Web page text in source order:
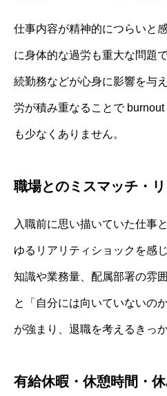
仕事内容が精神的につらいと
に身体的な過労も重大な問題
続勤務などが心身に影響を与
労が積み重なることで
も少なくありません。
職場とのミスマッチ・
入職前に思い描いていた仕事
ゆるリアリティショックを感
知識や業務量、配属部署の雰
と「自分には向いていないの
が強まり、退職を考えるきっ
有給休暇・休憩時間・